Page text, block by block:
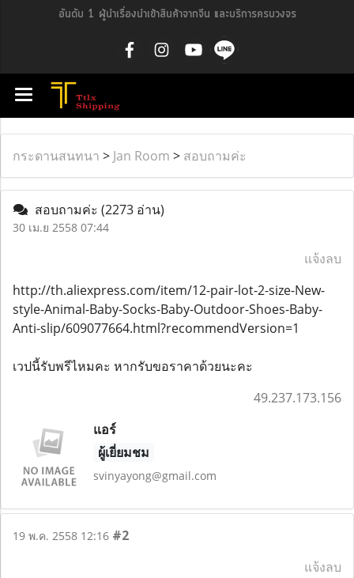
อันดับ 1 ผู้นำเรื่องนำเข้าสินค้าจากจีน และบริการครบวงจร
กระดานสนทนา > Jan Room > สอบถามค่ะ
สอบถามค่ะ (2273 อ่าน)
30 เม.ย 2558 07:44
แจ้งลบ
http://th.aliexpress.com/item/12-pair-lot-2-size-New-
style-Animal-Baby-Socks-Baby-Outdoor-Shoes-Baby-
Anti-slip/609077664.html?recommendVersion=1
เวปนี้รับพรีไหมคะ หากรับขอราคาด้วยนะคะ
49.237.173.156
แอร์
ผู้เยี่ยมชม
svinyayong@gmail.com
19 พ.ค. 2558 12:16 #2
แจ้งลบ